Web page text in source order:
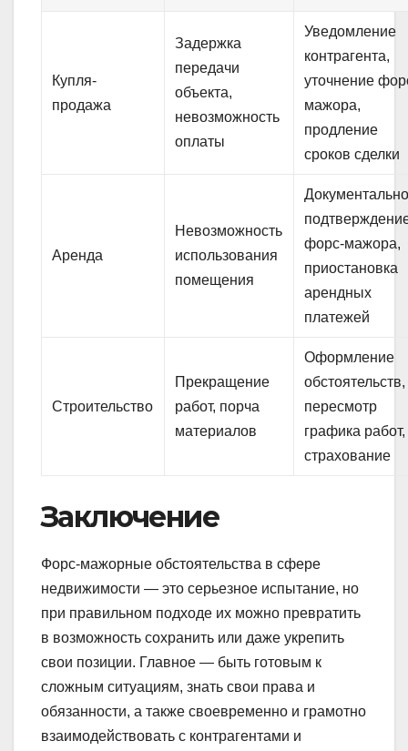
Купля-
продажа
Задержка
передачи
объекта,
невозможность
оплаты
Уведомление
контрагента,
уточнение
мажора,
продление
сроков сделки
Аренда
Невозможность
использования
помещения
форс-мажора,
приостановка
арендных
платежей
Строительство
Прекращение
работ, порча
материалов
Оформление
обстоятельств,
пересмотр
графика работ,
страхование
Заключение
Форс-мажорные обстоятельства в сфере
недвижимости — это серьезное испытание, но
при правильном подходе их можно превратить
в возможность сохранить или даже укрепить
свои позиции. Главное — быть готовым к
сложным ситуациям, знать свои права и
обязанности, а также своевременно и грамотно
взаимодействовать с контрагентами и